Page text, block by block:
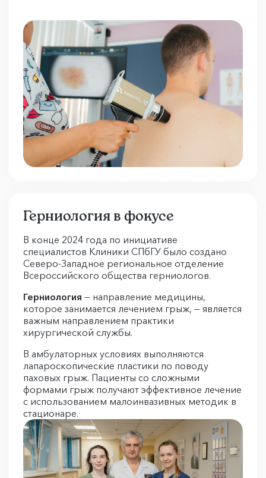
Герниология в фокусе
В конце 2024 года по инициативе
специалистов Клиники СПбГУ было создано
Северо-Западное региональное отделение
Всероссийского общества герниологов.
Герниология — направление медицины,
которое занимается лечением грыж, — является
важным направлением практики
хирургической службы.
В амбулаторных условиях выполняются
лапароскопические пластики по поводу
паховых грыж. Пациенты со сложными
формами грыж получают эффективное лечение
с использованием малоинвазивных методик в
стационаре.